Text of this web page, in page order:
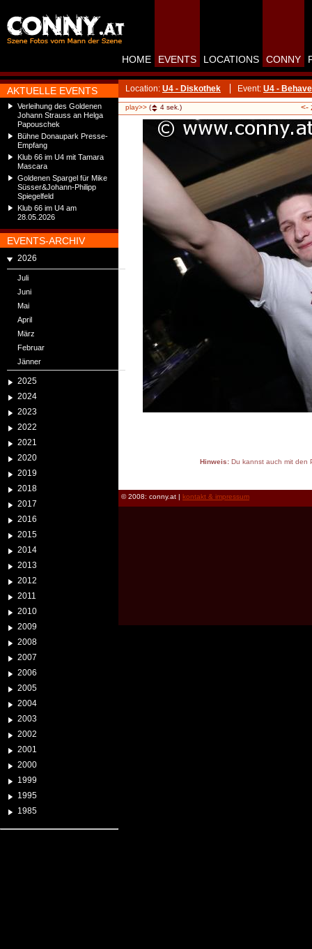
AKTUELLE EVENTS
Verleihung des Goldenen
Johann Strauss an Helga
Papouschek
Bühne Donaupark Presse-
Empfang
Klub 66 im U4 mit Tamara
Mascara
Goldenen Spargel für Mike
Süsser&Johann-Philipp
Spiegelfeld
Klub 66 im U4 am
28.05.2026
EVENTS-ARCHIV
2026
Juli
Juni
Mai
April
März
Februar
Jänner
2025
2024
2023
2022
2021
2020
2019
2018
2017
2016
2015
2014
2013
2012
2011
2010
2009
2008
2007
2006
2005
2004
2003
2002
2001
2000
1999
1995
1985
HOME EVENTS LOCATIONS CONNY
Location: U4 - Diskothek Event: U4 - Behave
play>> ( 4 sek.) <-
Hinweis:Du kannst auch mit den
© 2008: conny.at | kontakt & impressum